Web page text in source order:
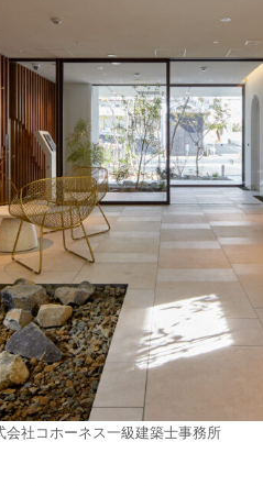
会社コホーネス一級建築士事務所